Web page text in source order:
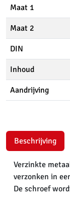
Maat 1
Maat 2
DIN
Inhoud
Aandrijving
Beschrijving
Verzinkte
verzonken in
De schroef